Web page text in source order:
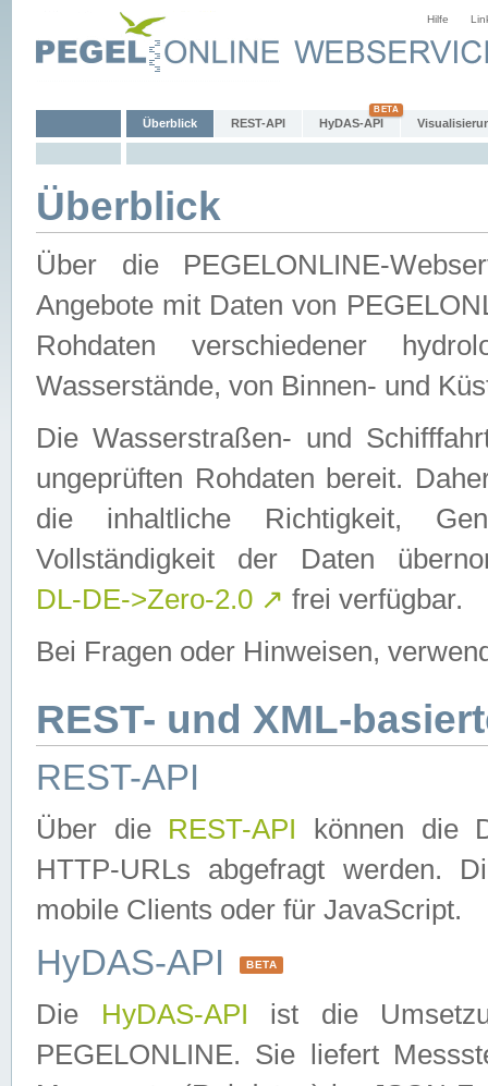
Hilfe
Überblick REST-API HyDAS-API
Überblick
Über die PEGELONLINE-
Angebote mit Daten von
Rohdaten verschiedener
Wasserstände, von Binnen- und
Die Wasserstraßen- und
ungeprüften Rohdaten bereit.
die inhaltliche Richtigkeit,
Vollständigkeit der Daten
DL-DE->Zero-2.0 ↗ frei verfügbar.
Bei Fragen oder Hinweisen,
REST- und XML-
REST-API
Über die REST-API können die
HTTP-URLs abgefragt werden.
mobile Clients oder für JavaScript.
HyDAS-API BETA
Die HyDAS-API ist die
PEGELONLINE. Sie liefert